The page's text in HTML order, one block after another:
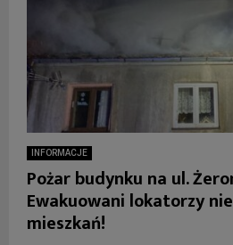
INFORMACJE
Pożar budynku na ul.
Ewakuowani lokatorzy
mieszkań!